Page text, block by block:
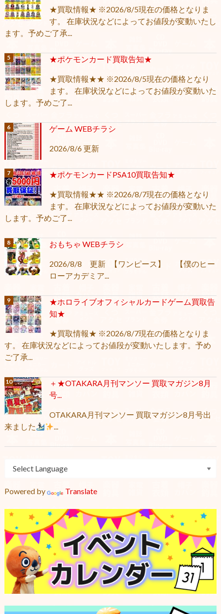
★買取情報★ ※2026/8/5現在の価格となりま
す。 在庫状況などによってお値段が変動いたし
ます。予めご了承...
★ポケモンカード買取告知★
★買取情報★★ ※2026/8/5現在の価格となり
ます。 在庫状況などによってお値段が変動いた
します。予めご了...
ゲーム WEBチラシ
2026/8/6 更新
★ポケモンカードPSA10買取告知★
★買取情報★★ ※2026/8/7現在の価格となり
ます。 在庫状況などによってお値段が変動いた
します。予めご了...
おもちゃ WEBチラシ
2026/8/8 更新 【ワンピース】 【僕のヒー
ローアカデミア...
★ホロライブオフィシャルカードゲーム買取告
知★
★買取情報★ ※2026/8/7現在の価格となりま
す。 在庫状況などによってお値段が変動いたします。予め
ご了承...
＋★OTAKARA月刊マンソー 買取マガジン8月
号...
OTAKARA月刊マンソー 買取マガジン8月号出
来ました
...
Powered by Translate